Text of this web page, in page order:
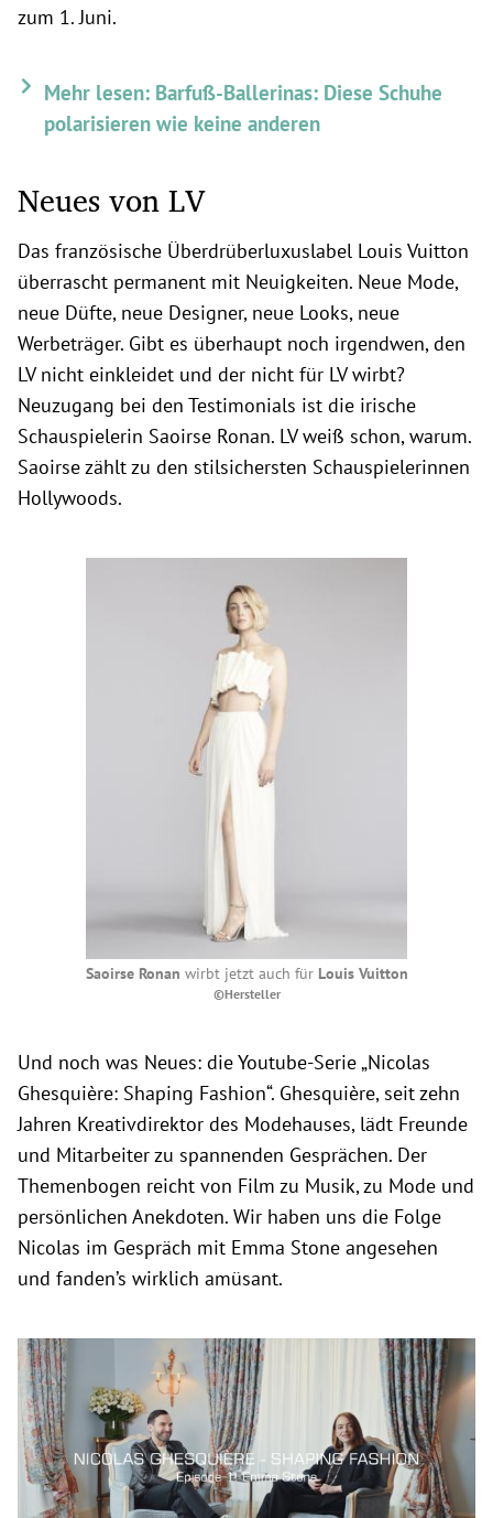
zum 1. Juni.
Mehr lesen: Barfuß-Ballerinas: Diese Schuhe
polarisieren wie keine anderen
Neues von LV
Das französische Überdrüberluxuslabel Louis Vuitton
überrascht permanent mit Neuigkeiten. Neue Mode,
neue Düfte, neue Designer, neue Looks, neue
Werbeträger. Gibt es überhaupt noch irgendwen, den
LV nicht einkleidet und der nicht für LV wirbt?
Neuzugang bei den Testimonials ist die irische
Schauspielerin Saoirse Ronan. LV weiß schon, warum.
Saoirse zählt zu den stilsichersten Schauspielerinnen
Hollywoods.
Saoirse Ronan wirbt jetzt auch für Louis Vuitton
©Hersteller
Und noch was Neues: die Youtube-Serie „Nicolas
Ghesquière: Shaping Fashion“. Ghesquière, seit zehn
Jahren Kreativdirektor des Modehauses, lädt Freunde
und Mitarbeiter zu spannenden Gesprächen. Der
Themenbogen reicht von Film zu Musik, zu Mode und
persönlichen Anekdoten. Wir haben uns die Folge
Nicolas im Gespräch mit Emma Stone angesehen
und fanden’s wirklich amüsant.